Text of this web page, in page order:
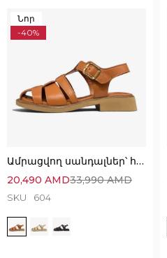
Նոր
-40%
Ամրացվող սանդալներ՝ հիանալի ընտրություն
33,990AMD
20,490 AMD
SKU 604